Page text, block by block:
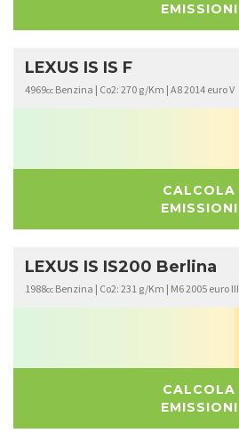
EMISSIONI
LEXUS IS IS F
4969cc Benzina | Co2: 270 g/Km | A8 2014 euro V
CALCOLA
EMISSIONI
LEXUS IS IS200 Berlina
1988cc Benzina | Co2: 231 g/Km | M6 2005 euro III
CALCOLA
EMISSIONI